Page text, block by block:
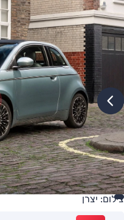
צילום: יצרן